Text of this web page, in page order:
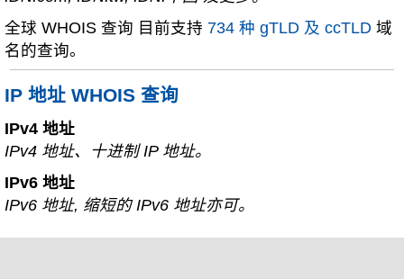
全球 WHOIS 查询 目前支持 734 种 gTLD 及 ccTLD 域
名的查询。
IP 地址 WHOIS 查询
IPv4 地址
IPv4 地址、十进制 IP 地址。
IPv6 地址
IPv6 地址, 缩短的 IPv6 地址亦可。